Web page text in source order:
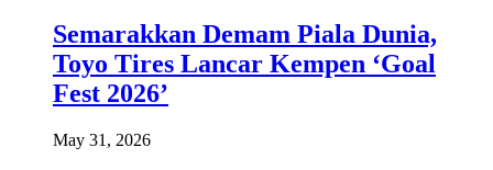
Semarakkan Demam Piala Dunia,
Toyo Tires Lancar Kempen ‘Goal
Fest 2026’
May 31, 2026